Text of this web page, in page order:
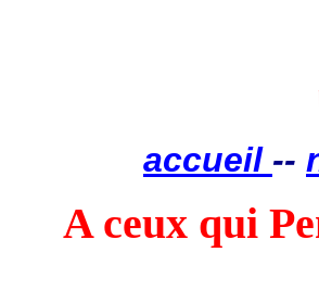
accueil --
A ceux qui